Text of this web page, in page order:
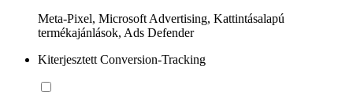
Meta-Pixel, Microsoft Advertising, Kattintásalapú
termékajánlások, Ads Defender
Kiterjesztett Conversion-Tracking